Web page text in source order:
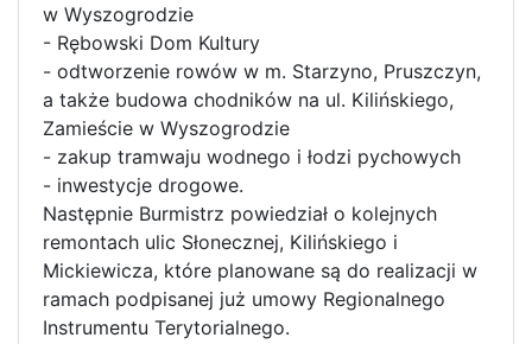
w Wyszogrodzie
- Rębowski Dom Kultury
- odtworzenie rowów w m. Starzyno, Pruszczyn,
a także budowa chodników na ul. Kilińskiego,
Zamieście w Wyszogrodzie
- zakup tramwaju wodnego i łodzi pychowych
- inwestycje drogowe.
Następnie Burmistrz powiedział o kolejnych
remontach ulic Słonecznej, Kilińskiego i
Mickiewicza, które planowane są do realizacji w
ramach podpisanej już umowy Regionalnego
Instrumentu Terytorialnego.